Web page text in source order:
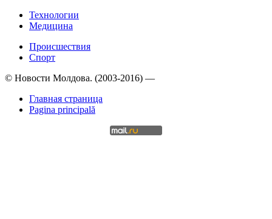
Технологии
Медицина
Происшествия
Спорт
© Новости Молдова. (2003-2016) —
Главная страница
Pagina principală